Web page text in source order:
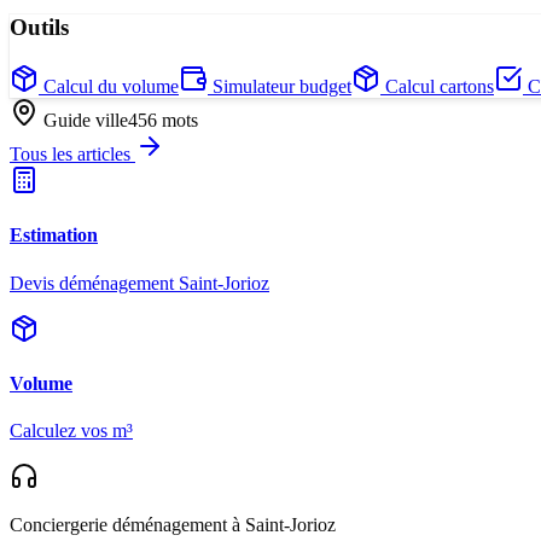
Outils
Calcul du volume Simulateur budget Calcul cartons
Guide ville456 mots
Tous les articles
Estimation
Devis déménagement Saint-Jorioz
Volume
Calculez vos m³
Conciergerie déménagement à Saint-Jorioz